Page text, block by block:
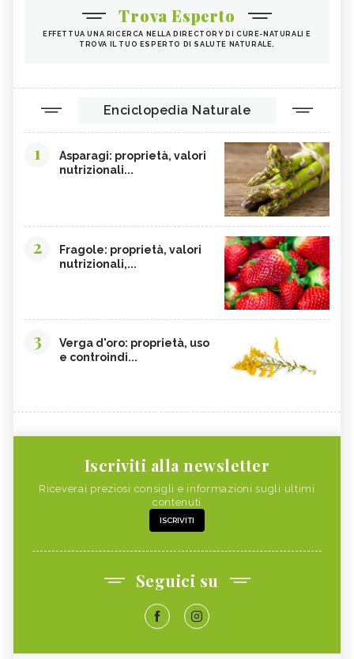
Trova Esperto
EFFETTUA UNA RICERCA NELLA DIRECTORY DI CURE-NATURALI E
TROVA IL TUO ESPERTO DI SALUTE NATURALE.
Enciclopedia Naturale
1
Asparagi: proprietà, valori
nutrizionali...
2
Fragole: proprietà, valori
nutrizionali,...
3
Verga d'oro: proprietà, uso
e controindi...
Iscriviti alla newsletter
Riceverai preziosi consigli e informazioni sugli ultimi
contenuti
ISCRIVITI
Seguici su